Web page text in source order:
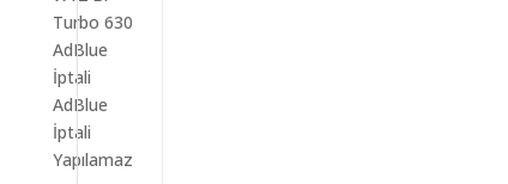
AdBlue
İptali
Yapılamaz